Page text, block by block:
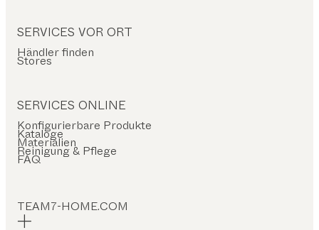
SERVICES VOR ORT
Händler finden
Stores
SERVICES ONLINE
Konfigurierbare Produkte
Kataloge
Materialien
Reinigung & Pflege
FAQ
TEAM7-HOME.COM